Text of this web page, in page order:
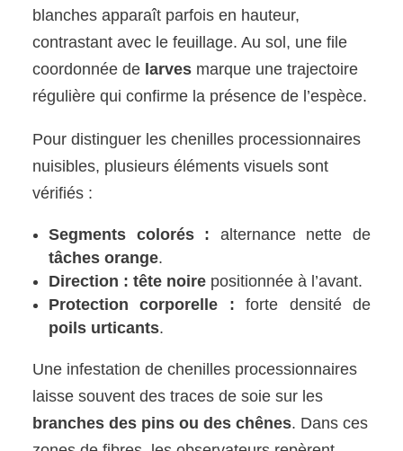
blanches apparaît parfois en hauteur,
contrastant avec le feuillage. Au sol, une file
coordonnée de larves marque une trajectoire
régulière qui confirme la présence de l’espèce.
Pour distinguer les chenilles processionnaires
nuisibles, plusieurs éléments visuels sont
vérifiés :
Segments colorés : alternance nette de
tâches orange.
Direction : tête noire positionnée à l’avant.
Protection corporelle : forte densité de
poils urticants.
Une infestation de chenilles processionnaires
laisse souvent des traces de soie sur les
branches des pins ou des chênes. Dans ces